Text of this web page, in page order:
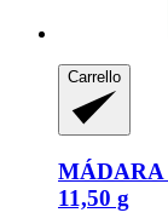
Carrello
MÁDARA
11,50 g